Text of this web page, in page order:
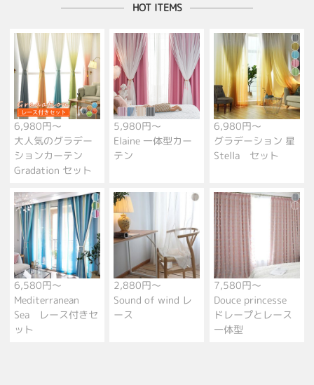
HOT ITEMS
6,980円～
大人気のグラデー
ションカーテン
Gradation セット
5,980円～
Elaine 一体型カー
テン
6,980円～
グラデーション 星
Stella セット
6,580円～
Mediterranean
Sea レース付きセ
ット
2,880円～
Sound of wind レ
ース
7,580円～
Douce princesse
ドレープとレース
一体型